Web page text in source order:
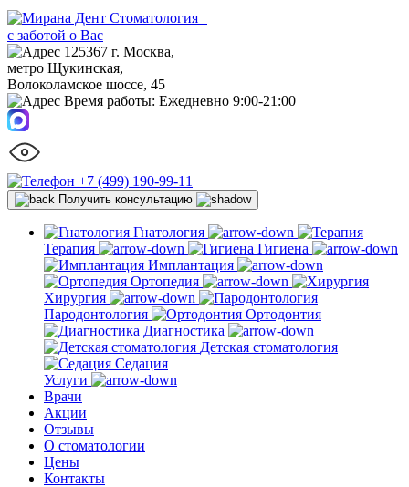
Стоматология
с заботой о Вас
125367 г. Москва,
метро Щукинская,
Волоколамское шоссе, 45
Время работы: Ежедневно 9:00-21:00
+7 (499) 190-99-11
Получить консультацию
Гнатология
Терапия
Гигиена
Имплантация
Ортопедия
Хирургия
Пародонтология
Ортодонтия
Диагностика
Детская стоматология
Седация
Услуги
Врачи
Акции
Отзывы
О стоматологии
Цены
Контакты